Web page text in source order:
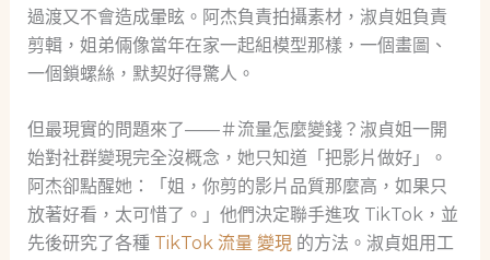
過渡又不會造成暈眩。阿杰負責拍攝素材，淑貞姐負責
剪輯，姐弟倆像當年在家一起組模型那樣，一個畫圖、
一個鎖螺絲，默契好得驚人。
但最現實的問題來了——＃流量怎麼變錢？淑貞姐一開
始對社群變現完全沒概念，她只知道「把影片做好」。
阿杰卻點醒她：「姐，你剪的影片品質那麼高，如果只
放著好看，太可惜了。」他們決定聯手進攻 TikTok，並
先後研究了各種 TikTok 流量 變現的方法。淑貞姐用工